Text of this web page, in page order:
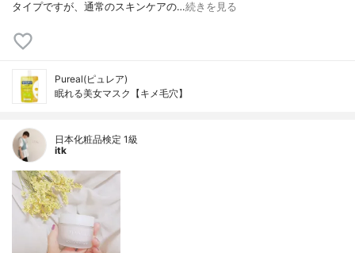
タイプですが、通常のスキンケアの…続きを見る
Pureal(ピュレア)
眠れる美女マスク【キメ毛穴】
日本化粧品検定 1級
itk